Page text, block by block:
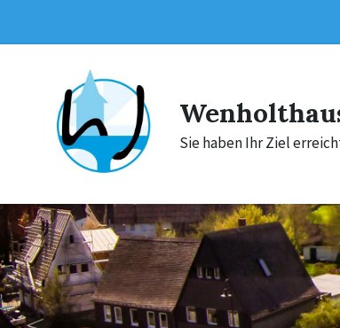
content
main
footer
Sie haben Ihr Ziel